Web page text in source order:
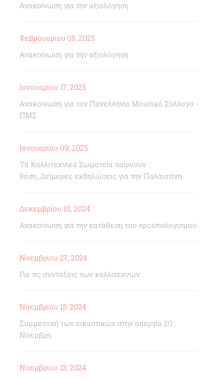
Ανακοίνωση για την αξιολόγηση
Φεβρουαρίου 05, 2025
Ανακοίνωση για την αξιολόγηση
Ιανουαρίου 17, 2025
Ανακοίνωση για τον Πανελλήνιο Μουσικό Σύλλογο -
ΠΜΣ
Ιανουαρίου 09, 2025
Τα Καλλιτεχνικά Σωματεία παίρνουν
θέση_Διήμερες εκδηλώσεις για την Παλαιστίνη
Δεκεμβρίου 10, 2024
Ανακοίνωση για την κατάθεση του προϋπολογισμού
Νοεμβρίου 27, 2024
Για τις συντάξεις των καλλιτεχνών
Νοεμβρίου 15, 2024
Συμμετοχή των εικαστικών στην απεργία 20
Νοέμβρη
Νοεμβρίου 13, 2024